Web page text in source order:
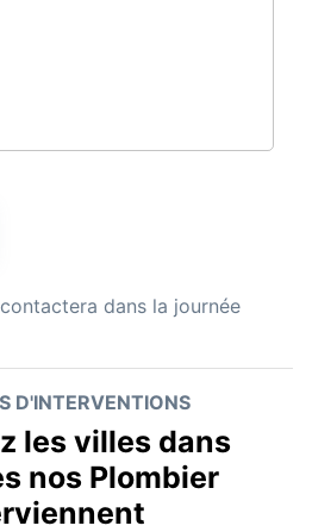
dans la journée
D'INTERVENTIONS
les villes dans
nos Plombier